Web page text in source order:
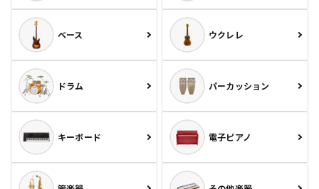
ベース ウクレレ
ドラム パーカッション
キーボード 電子ピアノ